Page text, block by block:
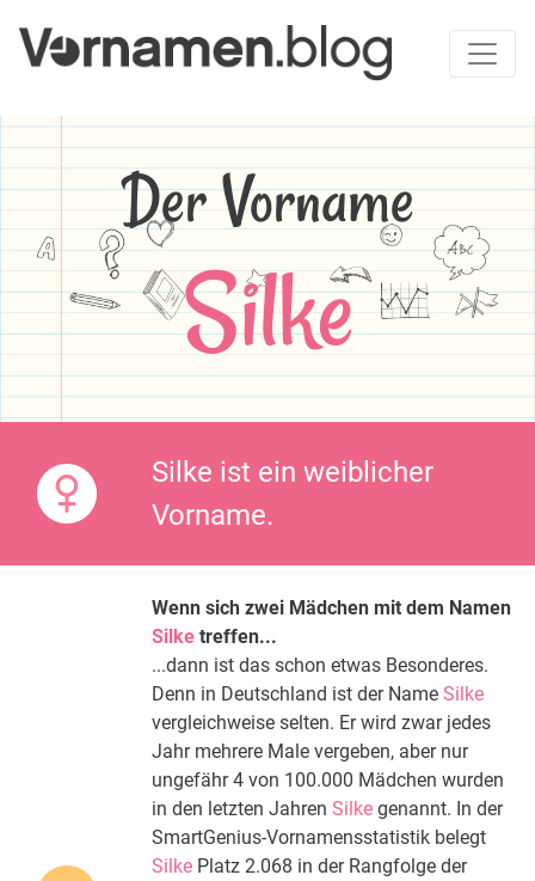
Der Vorname
Silke
Silke ist ein weiblicher
Vorname.
Wenn sich zwei Mädchen mit dem Namen
Silke treffen...
...dann ist das schon etwas Besonderes.
Denn in Deutschland ist der Name Silke
vergleichweise selten. Er wird zwar jedes
Jahr mehrere Male vergeben, aber nur
ungefähr 4 von 100.000 Mädchen wurden
in den letzten Jahren Silke genannt. In der
SmartGenius-Vornamensstatistik belegt
Silke Platz 2.068 in der Rangfolge der